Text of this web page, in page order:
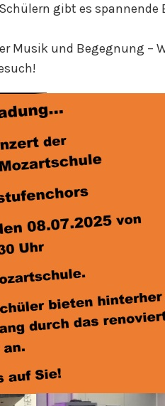
gibt es spannende
Musik und Begegnung –